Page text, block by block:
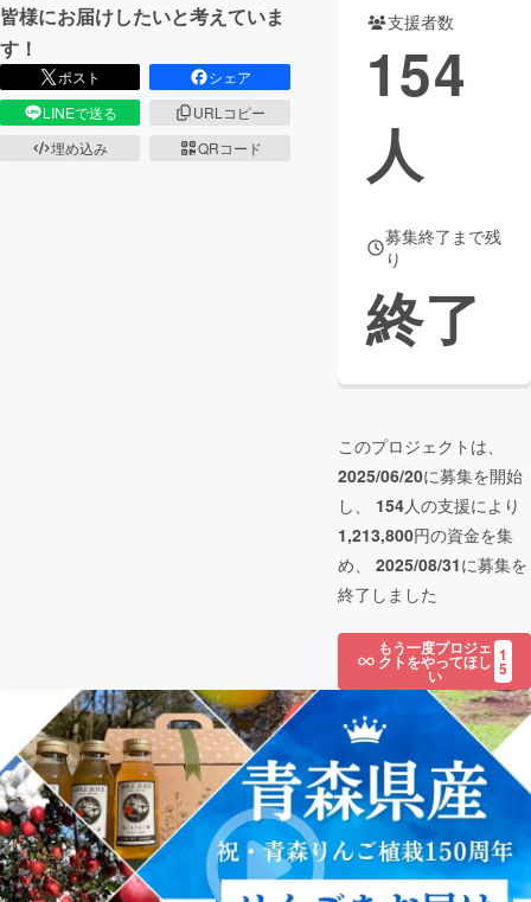
皆様にお届けしたいと考えていま
す！
ポスト
シェア
LINEで送る
URLコピー
埋め込み
QRコード
支援者数
154
人
募集終了まで残
り
終了
このプロジェクトは、
2025/06/20に募集を開始
し、 154人の支援により
1,213,800円の資金を集
め、 2025/08/31に募集を
終了しました
もう一度プロジェ
クトをやってほし
い
1
5